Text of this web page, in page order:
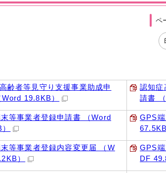
ペ
齢者等見守り支援事業助成申
19.8KB）
認知症
請書
等事業者登録申請書 （Word
GPS
67.5KB
等事業者登録内容変更届 （W
）
GPS
DF